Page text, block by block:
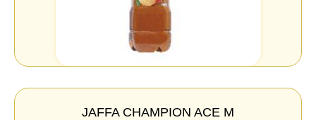
JAFFA CHAMPION ACE M